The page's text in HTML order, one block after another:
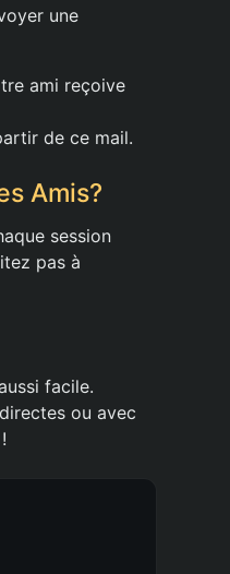
une
ami reçoive
de ce mail.
Amis?
session
pas à
facile.
ou avec